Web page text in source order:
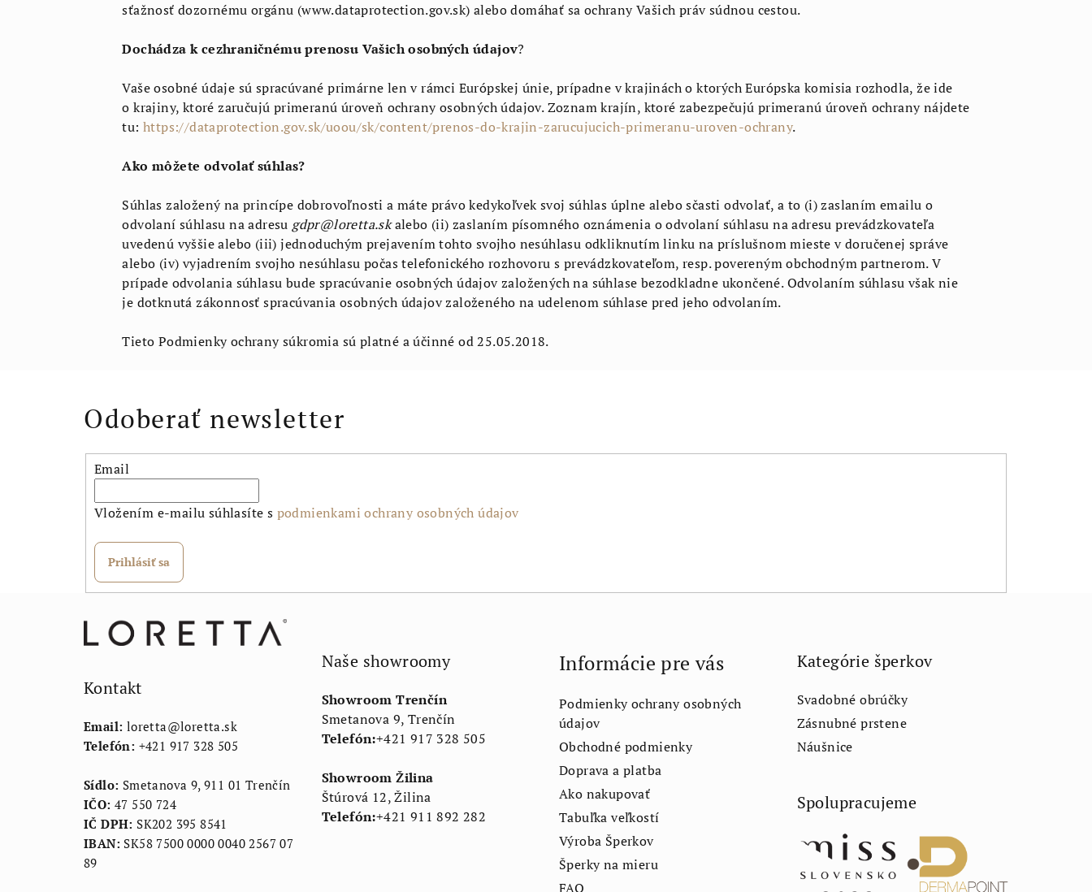
sťažnosť dozornému orgánu (www.dataprotection.gov.sk) alebo domáhať sa ochrany Vašich práv súdnou cestou.
Dochádza k cezhraničnému prenosu Vašich osobných údajov?
Vaše osobné údaje sú spracúvané primárne len v rámci Európskej únie, prípadne v krajinách o ktorých Európska komisia rozhodla, že ide
o krajiny, ktoré zaručujú primeranú úroveň ochrany osobných údajov. Zoznam krajín, ktoré zabezpečujú primeranú úroveň ochrany nájdete
tu:https://dataprotection.gov.sk/uoou/sk/content/prenos-do-krajin-zarucujucich-primeranu-uroven-ochrany.
Ako môžete odvolať súhlas?
Súhlas založený na princípe dobrovoľnosti a máte právo kedykoľvek svoj súhlas úplne alebo sčasti odvolať, a to (i) zaslaním emailu o
odvolaní súhlasu na adresu gdpr@loretta.skalebo (ii) zaslaním písomného oznámenia o odvolaní súhlasu na adresu prevádzkovateľa
uvedenú vyššie alebo (iii) jednoduchým prejavením tohto svojho nesúhlasu odkliknutím linku na príslušnom mieste v doručenej správe
alebo (iv) vyjadrením svojho nesúhlasu počas telefonického rozhovoru s prevádzkovateľom, resp. povereným obchodným partnerom. V
prípade odvolania súhlasu bude spracúvanie osobných údajov založených na súhlase bezodkladne ukončené. Odvolaním súhlasu však nie
je dotknutá zákonnosť spracúvania osobných údajov založeného na udelenom súhlase pred jeho odvolaním.
Tieto Podmienky ochrany súkromia sú platné a účinné od 25.05.2018.
Odoberať newsletter
Email
Vložením e-mailu súhlasíte s podmienkami ochrany osobných údajov
Prihlásiť sa
Kontakt
Email: loretta@loretta.sk
Telefón: +421 917 328 505
Sídlo: Smetanova 9, 911 01 Trenčín
IČO: 47 550 724
IČ DPH: SK202 395 8541
IBAN: SK58 7500 0000 0040 2567 07
89
Naše showroomy
Showroom Trenčín
Smetanova 9, Trenčín
Telefón:+421 917 328 505
Showroom Žilina
Štúrová 12, Žilina
Telefón:+421 911 892 282
Informácie pre vás
Podmienky ochrany osobných
údajov
Obchodné podmienky
Doprava a platba
Ako nakupovať
Tabuľka veľkostí
Výroba Šperkov
Šperky na mieru
FAQ
Kategórie šperkov
Svadobné obrúčky
Zásnubné prstene
Náušnice
Spolupracujeme